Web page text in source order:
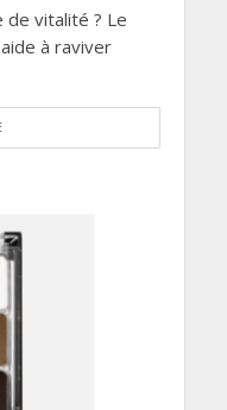
de vitalité ? Le
à raviver